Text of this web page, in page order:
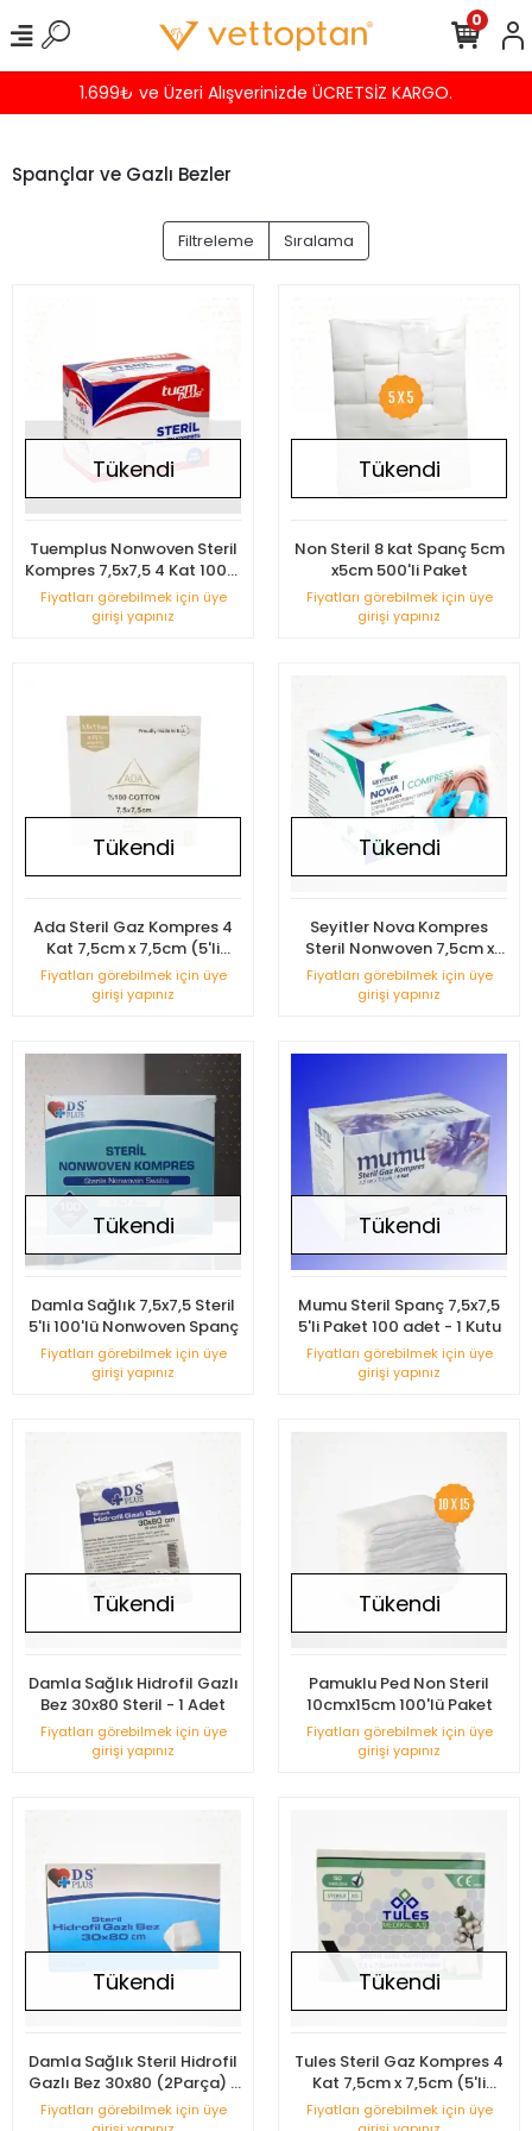
1.699₺ ve Üzeri Alışverinizde ÜCRETSİZ KARGO.
0
Spançlar ve Gazlı Bezler
Filtreleme Sıralama
Tükendi
Tuemplus Nonwoven Steril
Kompres 7,5x7,5 4 Kat 100lü
Kutu
Fiyatları görebilmek için üye
girişi yapınız
Tükendi
Non Steril 8 kat Spanç 5cm
x5cm 500'li Paket
Fiyatları görebilmek için üye
girişi yapınız
Tükendi
Ada Steril Gaz Kompres 4
Kat 7,5cm x 7,5cm (5'li
Zarf) - 100'lü Kutu
Fiyatları görebilmek için üye
girişi yapınız
Tükendi
Seyitler Nova Kompres
Steril Nonwoven 7,5cm x
7,5cm Spanç 100'lü Kutu
Fiyatları görebilmek için üye
girişi yapınız
Tükendi
Damla Sağlık 7,5x7,5 Steril
5'li 100'lü Nonwoven Spanç
Fiyatları görebilmek için üye
girişi yapınız
Tükendi
Mumu Steril Spanç 7,5x7,5
5'li Paket 100 adet - 1 Kutu
Fiyatları görebilmek için üye
girişi yapınız
Tükendi
Damla Sağlık Hidrofil Gazlı
Bez 30x80 Steril - 1 Adet
Fiyatları görebilmek için üye
girişi yapınız
Tükendi
Pamuklu Ped Non Steril
10cmx15cm 100'lü Paket
Fiyatları görebilmek için üye
girişi yapınız
Tükendi
Damla Sağlık Steril Hidrofil
Gazlı Bez 30x80 (2Parça) -
100'lü Kutu
Fiyatları görebilmek için üye
Tükendi
Tules Steril Gaz Kompres 4
Kat 7,5cm x 7,5cm (5'li
Zarf) - 100'lü Kutu
Fiyatları görebilmek için üye